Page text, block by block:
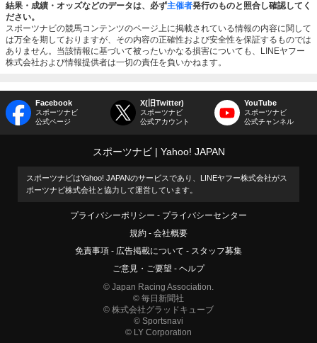
結果・成績・オッズなどのデータは、必ず主催者発行のものと照合し確認してく
ださい。
スポーツナビの競馬コンテンツのページ上に掲載されている情報の内容に関して
は万全を期しておりますが、その内容の正確性および安全性を保証するものでは
ありません。当該情報に基づいて被ったいかなる損害についても、LINEヤフー
株式会社および情報提供者は一切の責任を負いかねます。
Facebook
スポーツナビ
公式ページ
X(旧Twitter)
スポーツナビ
公式アカウント
YouTube
スポーツナビ
公式チャンネル
スポーツナビ Yahoo! JAPAN
スポーツナビはYahoo! JAPANのサービスであり、LINEヤフー株式会社がス
ポーツナビ株式会社と協力して運営しています。
プライバシーポリシー
プライバシーセンター
規約
会社概要
免責事項
広告掲載について
スタッフ募集
ご意見・ご要望
ヘルプ
© Japan Racing Association.
© 毎日新聞社
© 株式会社グラッドキューブ
© Sportsnavi
© LY Corporation